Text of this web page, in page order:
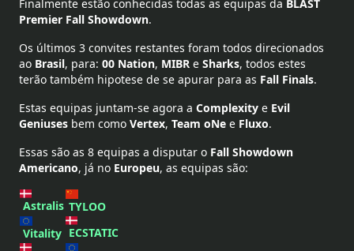
Favoritos
Abrir Conta
place
Todoskeyboard_arrow_down
language Português
Finalmente estão conhecidas todas as equipas da BLAST
Premier Fall Showdown.
Os últimos 3 convites restantes foram todos direcionados
ao Brasil, para: 00 Nation, MIBR e Sharks, todos estes
terão também hipotese de se apurar para as Fall Finals.
Estas equipas juntam-se agora a Complexity e Evil
Geniuses bem como Vertex, Team oNe e Fluxo.
Essas são as 8 equipas a disputar o Fall Showdown
Americano, já no Europeu, as equipas são:
Astralis TYLOO
Vitality ECSTATIC